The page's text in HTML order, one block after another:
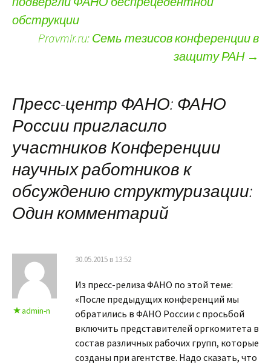
Навигация по записям
обструкции
Pravmir.ru: Семь тезисов конференции в
защиту РАН →
Пресс-центр ФАНО: ФАНО
России пригласило
участников Конференции
научных работников к
обсуждению структуризации:
Один комментарий
admin-n
30.05.2015 в 13:52
Из пресс-релиза ФАНО по этой теме:
«После предыдущих конференций мы
обратились в ФАНО России с просьбой
включить представителей оргкомитета в
состав различных рабочих групп, которые
созданы при агентстве. Надо сказать, что